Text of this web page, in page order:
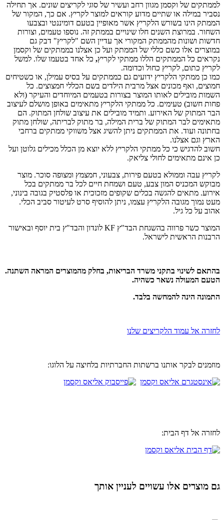
לממתקים של וקסמן מגוון רחב ועשיר של סוגי לקריצים שונים. אך תחילה
נסביר במילה או שתיים מדוע קוראים למוצר לקריץ. אם כך, המקור של
הממתק הינו בשורש הלקריץ אשר מאופיין בטעם דומיננטי ובצבעו
השחור. במרוצת השנים חלו שינויים בממתק זה. נוספו טעמים, וצורות
חדשות ושונות מהממתק המקורי אך עדיין השם "לקריץ" דבק גם
במוצרים אלו כשם כללי של הממתק ועל כן אצלנו בממתקים של וקסמן
נקראים כל הממתקים הללו ממתקי לקריץ, כל אחד בטעמו שלו. למשל
לקריץ כתום, לקריץ כחול וכדומה.
כמו כן ממתקי הלקריץ ידועים גם כממתקים על בסיס עמילן, או כשטיחים
חמוצים, ואף מכונים אצל מרבית הילדים בשם הכללי חמצוצים. כל
השמות מובילים לאותו המוצר בצורות בטעמים המיוחדים והעיקר (ולא
פחות חשוב) טעימים. כל ממתקי הלקריץ מתאימים באופן מושלם לעיצוב
הבר המתוק של האירוע. ותמיד מובילים את עיצוב שולחן המתוק. הם
מתאימים לבר המתוק של ברית המילה, בר מתוק לבריתה, שולחן מתוק
בחתונה ועוד. את הממתקים ניתן להשיג אצל משווקי ממתקים ברחבי
הארץ וגם אצלנו.
חשוב להדגיש כי כל ממתקי הלקריץ ללא יוצא מן הכלל מכילים גלוטן ועל
כן אינם מתאימים לחולי צליאק.
לקריץ עבה וממולא בטעם פירות, צבעוני, חמצמץ ומצופה סוכר. מוצר
מבוקש המכניס המון צבע, טעם ושמחת חיים לכל בר ממתקים בכל
אירוע. מתאים להגשה בכלים שקופים מזכוכית או פלסטיק בגובה בינוני,
מעט נמוך מגובה הלקריץ עצמו, ניתן להוסיף סרט לעיטור סביב הכלי.
אהוב על כל גיל.
המוצר כשר פרווה בהשגחת הבד"ץ KF לונדון והבד"ץ בית יוסף ובאישור
הרבנות הראשית לישראל.
בהתאם לשינוי בתקני משרד הבריאות, בחלק מהמוצרים המראה השתנה.
הטעם המעולה נשאר כשהיה.
התמונה הינה להמחשה בלבד.
לחזרה אל עמוד הלקריצים שלנו
מוזמנים לבקר אותנו ברשתות החברתיות בלחיצה על הלוגו:
לחזרה אל דף הבית:
גם מוצרים אלו עשויים לעניין אותך